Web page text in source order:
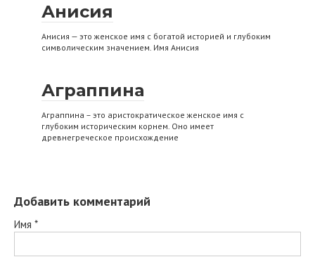
Анисия
Анисия — это женское имя с богатой историей и глубоким
символическим значением. Имя Анисия
Аграппина
Аграппина – это аристократическое женское имя с
глубоким историческим корнем. Оно имеет
древнегреческое происхождение
Добавить комментарий
Имя *